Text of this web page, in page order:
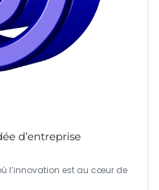
d’entreprise
l’innovation est au cœur de